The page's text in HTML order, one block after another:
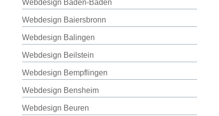
Webdesign Baden-Baden
Webdesign Baiersbronn
Webdesign Balingen
Webdesign Beilstein
Webdesign Bempflingen
Webdesign Bensheim
Webdesign Beuren